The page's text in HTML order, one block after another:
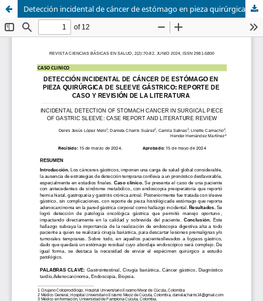
Detección incidental de cáncer de estómago en pieza quirúrgica de sleeve gástrico: reporte de caso y revisión de la literatura